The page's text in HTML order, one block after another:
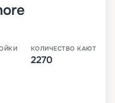
КОЛИЧЕСТВО КАЮТ
2270